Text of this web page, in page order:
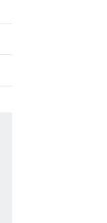
FARVER